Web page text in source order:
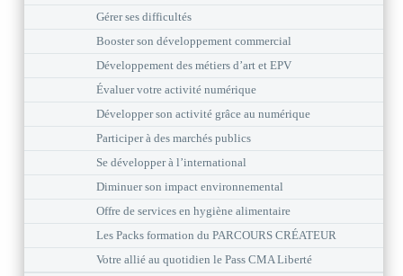
Gérer ses difficultés
Booster son développement commercial
Développement des métiers d’art et EPV
Évaluer votre activité numérique
Développer son activité grâce au numérique
Participer à des marchés publics
Se développer à l’international
Diminuer son impact environnemental
Offre de services en hygiène alimentaire
Les Packs formation du PARCOURS CRÉATEUR
Votre allié au quotidien le Pass CMA Liberté